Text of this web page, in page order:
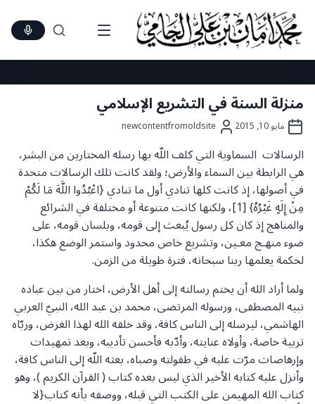
Skip
content
منزلة السنة في التشريع الإسلامي
مايو 10, 2015
الرسالات السماوية التي كلف اللّه بها رسله المختارين من البشر،
هي الرابطة بين السماء والأرض؛ ولقد كانت تلك الرسالات متحدة
في أصولها، إذ كانت كلها تنادي أول ما تنادي {اعْبُدُوا اللَّهَ مَا لَكُمْ
مِنْ إِلَهٍ غَيْرُهُ} [1]، ولكنها كانت متنوعة أو مختلفة في الشرائع
والمناهج إذ كان كل رسول يُبعث إلى قومه، وبلسان قومه، على
ضوء منهـج معـين، وتشريع خاص محدود واستمر الوضع هكذا،
لحكمة يعلمها ربنا سبحانه، فترة طويلة من الزمن.
ولما أراد الله أن يختم رسالته إلى أهل الأرض، اختار من بين عباده
نبيه المصطفى، ورسوله المرتضى، محمد بن عبد الله، النبيّ العربي
الهاشمي، ليرسله إلى الناس كافة، وقد خلقه الله لهذا الغرض، وربّاه
تربية خاصة، وأولاه عنايته، وأدّبه فأحسن تأديبه، وبعد تمهيدات
وإرهاصات مرّت عليه في طفولته وصباه، بعثه اللّه إلى الناس كافة،
وأنزل عليه كتابه الأخير الذي ليس بعده كتاب ( القرآن الكريم )، وهو
كتاب الله المهيمن على الكتب التي قبله، ووصفه بأنه كتاب{لا